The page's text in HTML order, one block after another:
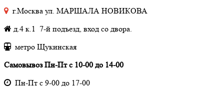
г.Москва ул. МАРШАЛА НОВИКОВА
д.4 к.1 7-й подъезд, вход со двора.
метро Щукинская
Самовывоз Пн-Пт с 10-00 до 14-00
Пн-Пт с 9-00 до 17-00